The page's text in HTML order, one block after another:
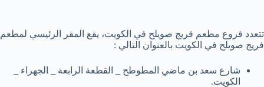
تتعدد فروع مطعم فريج صويلح في الكويت، يقع المقر الرئيسي لمطعم
فريج صويلح في الكويت بالعنوان التالي :
شارع سعد بن ماضي المطوطح _ القطعة الرابعة _ الجهراء _
الكويت.